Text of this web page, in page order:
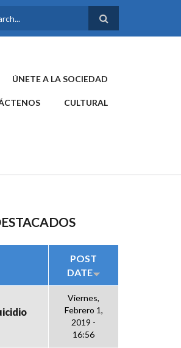
DE
ÚNETE A LA SOCIEDAD
CULTURAL
POST
DATE
Viernes,
Febrero 1,
2019 -
16:56